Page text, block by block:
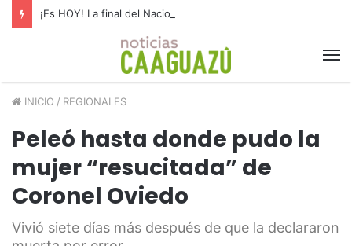
¡Es HOY! La final del Nacional B
INICIO / REGIONALES
Peleó hasta donde pudo la
mujer “resucitada” de
Coronel Oviedo
Vivió siete días más después de que la declararon